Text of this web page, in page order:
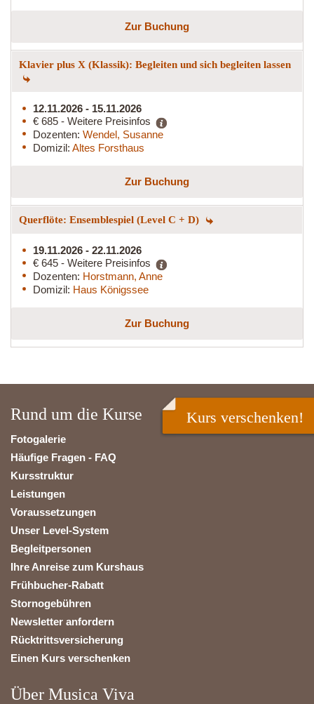
Zur Buchung
Klavier plus X (Klassik): Begleiten und sich begleiten lassen
12.11.2026 - 15.11.2026
€ 685 - Weitere Preisinfos
Dozenten: Wendel, Susanne
Domizil: Altes Forsthaus
Zur Buchung
Querflöte: Ensemblespiel (Level C + D)
19.11.2026 - 22.11.2026
€ 645 - Weitere Preisinfos
Dozenten: Horstmann, Anne
Domizil: Haus Königssee
Zur Buchung
Rund um die Kurse
Fotogalerie
Häufige Fragen - FAQ
Kursstruktur
Leistungen
Voraussetzungen
Unser Level-System
Begleitpersonen
Ihre Anreise zum Kurshaus
Frühbucher-Rabatt
Stornogebühren
Newsletter anfordern
Rücktrittsversicherung
Einen Kurs verschenken
Über Musica Viva
Kurs verschenken!